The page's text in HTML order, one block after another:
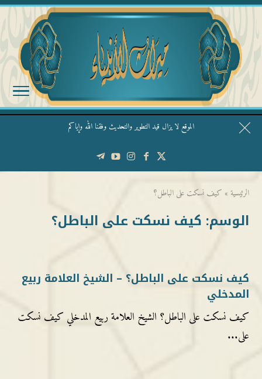
الموقع لا يزال قيد التطوير والتحديث وفقنا الله وإياكم
قال الشيخ ربيع وفقه الله: نحن ليس عندنا تقديس الأشخاص
الرئيسية » كيف نسكت على الباطل؟
الوسم: كيف نسكت على الباطل؟
كيف نسكت على الباطل؟ – الشيخ العلامة ربيع
المدخلي
كيف نسكت على الباطل؟ الشيخ العلامة ربيع المدخلي كيف نسكت
على...